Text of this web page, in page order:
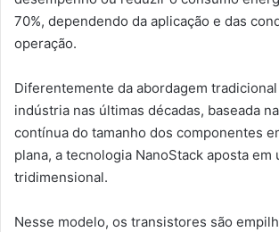
70%, dependendo da aplicação e das
operação.
Diferentemente da abordagem
indústria nas últimas décadas, baseada
contínua do tamanho dos componentes
plana, a tecnologia NanoStack aposta em
tridimensional.
Nesse modelo, os transistores são